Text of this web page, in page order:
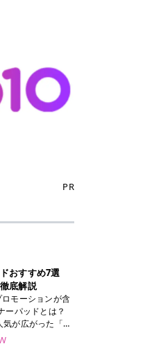
PR
おすすめ7選
底解説
モーションが含
が広がった「ト
粧水や美容液を